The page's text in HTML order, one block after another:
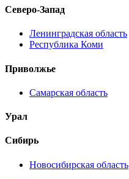
Северо-Запад
Ленинградская область
Республика Коми
Приволжье
Самарская область
Урал
Сибирь
Новосибирская область